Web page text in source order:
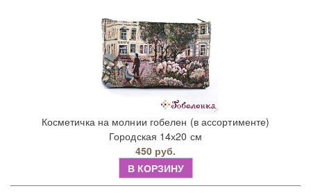
Косметичка на молнии гобелен (в ассортименте)
Городская 14х20 см
450 руб.
В КОРЗИНУ